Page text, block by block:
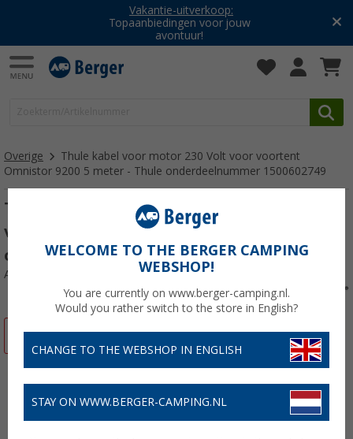
Vakantie-uitverkoop:
Topaanbiedingen voor jouw
avontuur!
Overige
Thule kabel voor motor 230 Volt voor voortent
Omnistor 9200 5 meter - Thule onderdeelnummer 1500602749
Thule kabel voor motor 230 Volt voor
voortent Omnistor 9200 5 meter - Thule
onderdeelnummer 1500602749
Artikelnr: 356042
-2%
WELCOME TO THE BERGER CAMPING
WEBSHOP!
You are currently on www.berger-camping.nl.
Would you rather switch to the store in English?
CHANGE TO THE WEBSHOP IN ENGLISH
STAY ON WWW.BERGER-CAMPING.NL